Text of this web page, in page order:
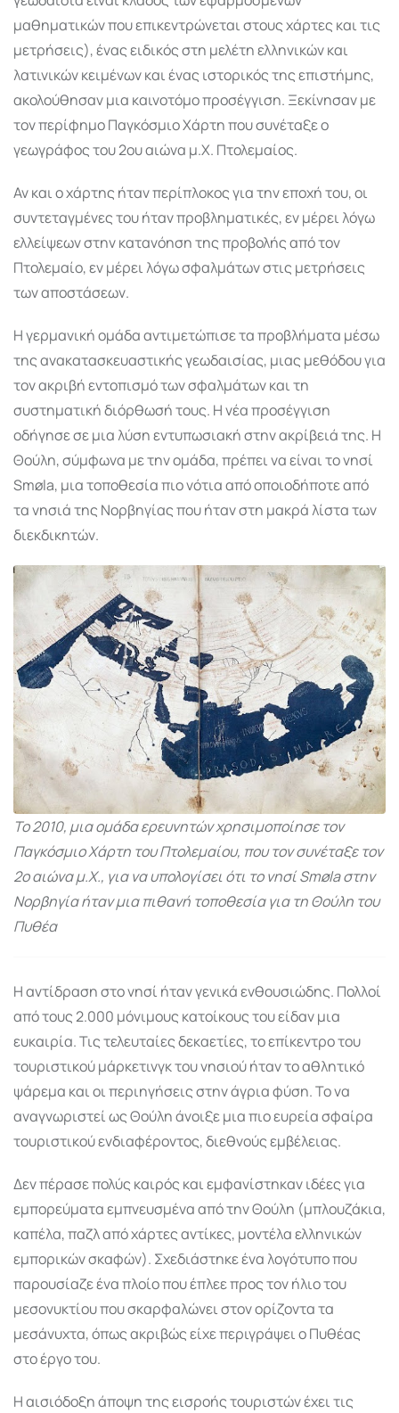
μαθηματικών που επικεντρώνεται στους χάρτες και τις
μετρήσεις), ένας ειδικός στη μελέτη ελληνικών και
λατινικών κειμένων και ένας ιστορικός της επιστήμης,
ακολούθησαν μια καινοτόμο προσέγγιση. Ξεκίνησαν με
τον περίφημο Παγκόσμιο Χάρτη που συνέταξε ο
γεωγράφος του 2ου αιώνα μ.Χ. Πτολεμαίος.
Αν και ο χάρτης ήταν περίπλοκος για την εποχή του, οι
συντεταγμένες του ήταν προβληματικές, εν μέρει λόγω
ελλείψεων στην κατανόηση της προβολής από τον
Πτολεμαίο, εν μέρει λόγω σφαλμάτων στις μετρήσεις
των αποστάσεων.
Η γερμανική ομάδα αντιμετώπισε τα προβλήματα μέσω
της ανακατασκευαστικής γεωδαισίας, μιας μεθόδου για
τον ακριβή εντοπισμό των σφαλμάτων και τη
συστηματική διόρθωσή τους. Η νέα προσέγγιση
οδήγησε σε μια λύση εντυπωσιακή στην ακρίβειά της. Η
Θούλη, σύμφωνα με την ομάδα, πρέπει να είναι το νησί
Smøla, μια τοποθεσία πιο νότια από οποιοδήποτε από
τα νησιά της Νορβηγίας που ήταν στη μακρά λίστα των
διεκδικητών.
Το 2010, μια ομάδα ερευνητών χρησιμοποίησε τον
Παγκόσμιο Χάρτη του Πτολεμαίου, που τον συνέταξε τον
2ο αιώνα μ.Χ., για να υπολογίσει ότι το νησί Smøla στην
Νορβηγία ήταν μια πιθανή τοποθεσία για τη Θούλη του
Πυθέα
Η αντίδραση στο νησί ήταν γενικά ενθουσιώδης. Πολλοί
από τους 2.000 μόνιμους κατοίκους του είδαν μια
ευκαιρία. Τις τελευταίες δεκαετίες, το επίκεντρο του
τουριστικού μάρκετινγκ του νησιού ήταν το αθλητικό
ψάρεμα και οι περιηγήσεις στην άγρια φύση. Το να
αναγνωριστεί ως Θούλη άνοιξε μια πιο ευρεία σφαίρα
τουριστικού ενδιαφέροντος, διεθνούς εμβέλειας.
Δεν πέρασε πολύς καιρός και εμφανίστηκαν ιδέες για
εμπορεύματα εμπνευσμένα από την Θούλη (μπλουζάκια,
καπέλα, παζλ από χάρτες αντίκες, μοντέλα ελληνικών
εμπορικών σκαφών). Σχεδιάστηκε ένα λογότυπο που
παρουσίαζε ένα πλοίο που έπλεε προς τον ήλιο του
μεσονυκτίου που σκαρφαλώνει στον ορίζοντα τα
μεσάνυχτα, όπως ακριβώς είχε περιγράψει ο Πυθέας
στο έργο του.
Η αισιόδοξη άποψη της εισροής τουριστών έχει τις